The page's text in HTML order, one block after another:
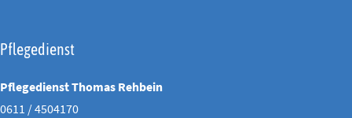
Pflegedienst
Pflegedienst Thomas Rehbein
0611 / 4504170